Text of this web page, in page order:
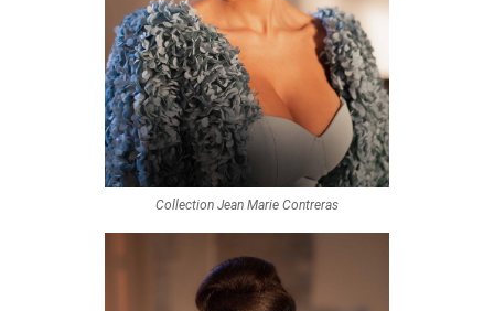
Collection Jean Marie Contreras